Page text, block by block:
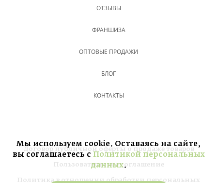
ОТЗЫВЫ
ФРАНШИЗА
ОПТОВЫЕ ПРОДАЖИ
БЛОГ
КОНТАКТЫ
Мы используем cookie. Оставаясь на сайте,
вы соглашаетесь с Политикой персональных
данных.
Договор публичной оферты о продаже товаров
Пользовательское соглашение
Политика в отношении обработки персональных